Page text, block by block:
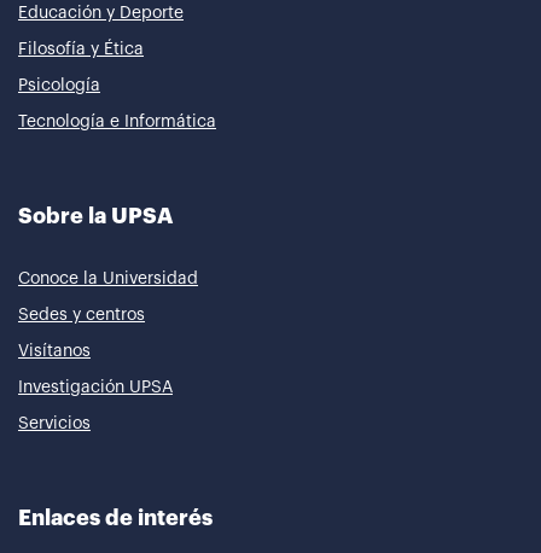
Educación y Deporte
Filosofía y Ética
Psicología
Tecnología e Informática
Sobre la UPSA
Conoce la Universidad
Sedes y centros
Visítanos
Investigación UPSA
Servicios
Enlaces de interés